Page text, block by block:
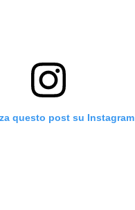
questo post su Instagram